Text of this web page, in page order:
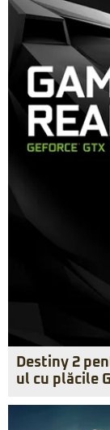
Destiny 2
ul cu plăcile